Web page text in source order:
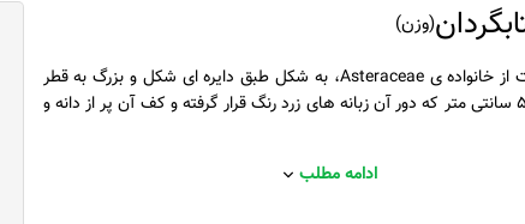
(وزن)
گل گیاهی است از خانواده ی Asteraceae، به شکل طبق دایره ای شکل و بزرگ به قطر
معمولا ۴۰ تا ۵۰ سانتی متر که دور آن زبانه های زرد رنگ قرار گرفته و کف آن پر از دانه و
ادامه مطلب